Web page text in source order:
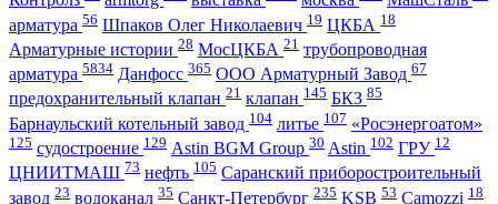
арматура 56 Шпаков Олег Николаевич 19 ЦКБА 18
Арматурные истории 28 МосЦКБА 21 трубопроводная
арматура 5834 Данфосс 365 ООО Арматурный Завод 67
предохранительный клапан 21 клапан 145 БКЗ 85
Барнаульский котельный завод 104 литье 107 «Росэнергоатом»
125 судостроение 129 Astin BGM Group 30 Astin 102 ГРУ 12
ЦНИИТМАШ 73 нефть 105 Саранский приборостроительный
завод 23 водоканал 35 Санкт-Петербург 235 KSB 53 Camozzi 18